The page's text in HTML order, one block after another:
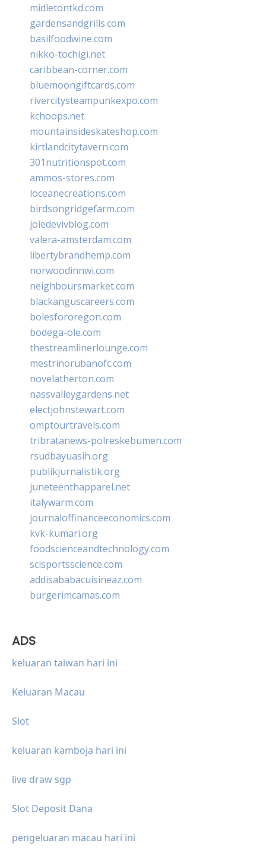
midletontkd.com
gardensandgrills.com
basilfoodwine.com
nikko-tochigi.net
caribbean-corner.com
bluemoongiftcards.com
rivercitysteampunkexpo.com
kchoops.net
mountainsideskateshop.com
kirtlandcitytavern.com
301nutritionspot.com
ammos-stores.com
loceanecreations.com
birdsongridgefarm.com
joiedevivblog.com
valera-amsterdam.com
libertybrandhemp.com
norwoodinnwi.com
neighboursmarket.com
blackanguscareers.com
bolesfororegon.com
bodega-ole.com
thestreamlinerlounge.com
mestrinorubanofc.com
novelatherton.com
nassvalleygardens.net
electjohnstewart.com
omptourtravels.com
tribratanews-polreskebumen.com
rsudbayuasih.org
publikjurnalistik.org
juneteenthapparel.net
italywarm.com
journaloffinanceeconomics.com
kvk-kumari.org
foodscienceandtechnology.com
scisportsscience.com
addisababacuisineaz.com
burgerimcamas.com
ADS
keluaran taiwan hari ini
Keluaran Macau
Slot
keluaran kamboja hari ini
live draw sgp
Slot Deposit Dana
pengeluaran macau hari ini